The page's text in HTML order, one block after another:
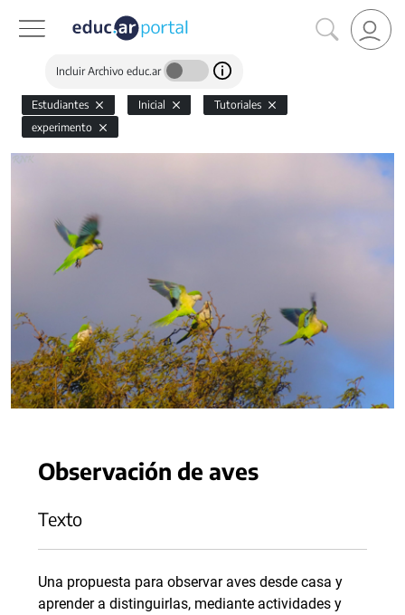
Incluir Archivo educ.ar
Estudiantes Inicial
Tutoriales
experimento
Observación de aves
Texto
Una propuesta para observar aves desde casa y
aprender a distinguirlas, mediante actividades y